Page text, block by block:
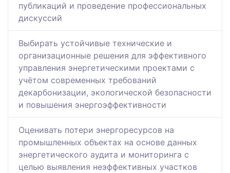
публикаций и проведение профессиональных
дискуссий
Выбирать устойчивые технические и
организационные решения для эффективного
управления энергетическими проектами с
учётом современных требований
декарбонизации, экологической безопасности
и повышения энергоэффективности
Оценивать потери энергоресурсов на
промышленных объектах на основе данных
энергетического аудита и мониторинга с
целью выявления неэффективных участков